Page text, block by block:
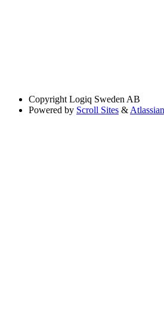
Copyright Logiq Sweden AB
Powered by Scroll Sites &